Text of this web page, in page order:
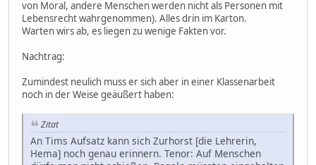
von Moral, andere Menschen werden nicht als Personen mit
Lebensrecht wahrgenommen). Alles drin im Karton.
Warten wirs ab, es liegen zu wenige Fakten vor.
Nachtrag:
Zumindest neulich muss er sich aber in einer Klassenarbeit
noch in der Weise geäußert haben:
Zitat
An Tims Aufsatz kann sich Zurhorst [die Lehrerin,
Hema] noch genau erinnern. Tenor: Auf Menschen